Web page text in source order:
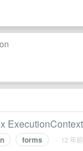
forms · 12 年前